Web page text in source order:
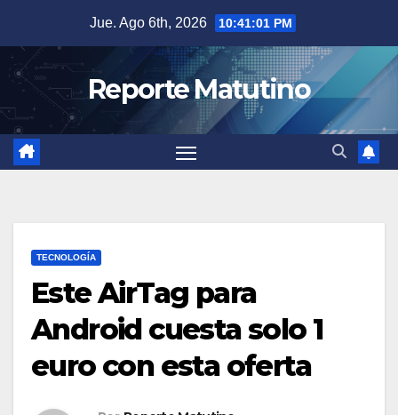
contenido
Jue. Ago 6th, 2026 10:41:02 PM
Reporte Matutino
TECNOLOGÍA
Este AirTag para
Android cuesta solo 1
euro con esta oferta